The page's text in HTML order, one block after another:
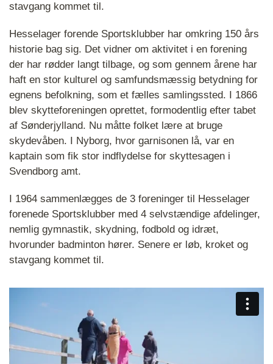
stavgang kommet til.
Hesselager forende Sportsklubber har omkring 150 års
historie bag sig. Det vidner om aktivitet i en forening
der har rødder langt tilbage, og som gennem årene har
haft en stor kulturel og samfundsmæssig betydning for
egnens befolkning, som et fælles samlingssted. I 1866
blev skytteforeningen oprettet, formodentlig efter tabet
af Sønderjylland. Nu måtte folket lære at bruge
skydevåben. I Nyborg, hvor garnisonen lå, var en
kaptain som fik stor indflydelse for skyttesagen i
Svendborg amt.
I 1964 sammenlægges de 3 foreninger til Hesselager
forenede Sportsklubber med 4 selvstændige afdelinger,
nemlig gymnastik, skydning, fodbold og idræt,
hvorunder badminton hører. Senere er løb, kroket og
stavgang kommet til.